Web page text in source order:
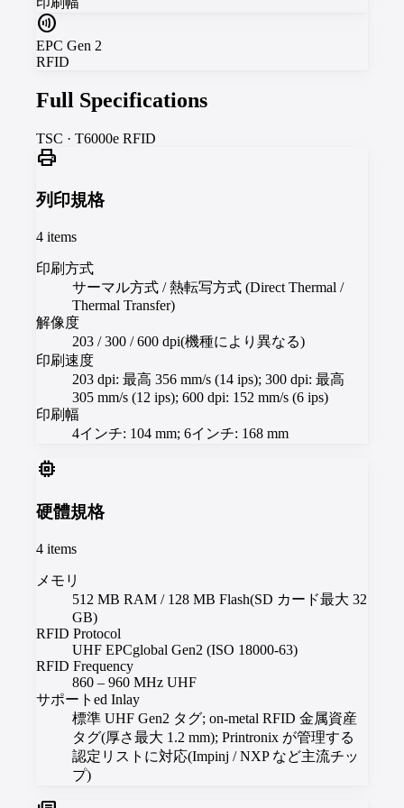
contactless
EPC Gen 2
RFID
Full Specifications
TSC · T6000e RFID
print
列印規格
4 items
印刷方式
サーマル方式 / 熱転写方式 (Direct Thermal /
Thermal Transfer)
解像度
203 / 300 / 600 dpi(機種により異なる)
印刷速度
203 dpi: 最高 356 mm/s (14 ips); 300 dpi: 最高
305 mm/s (12 ips); 600 dpi: 152 mm/s (6 ips)
印刷幅
4インチ: 104 mm; 6インチ: 168 mm
memory
硬體規格
4 items
メモリ
512 MB RAM / 128 MB Flash(SD カード最大 32
GB)
RFID Protocol
UHF EPCglobal Gen2 (ISO 18000-63)
RFID Frequency
860 – 960 MHz UHF
サポートed Inlay
標準 UHF Gen2 タグ; on-metal RFID 金属資産
タグ(厚さ最大 1.2 mm); Printronix が管理する
認定リストに対応(Impinj / NXP など主流チッ
プ)